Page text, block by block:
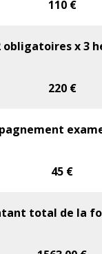
110 €
obligatoires x 3
220 €
45 €
total de la